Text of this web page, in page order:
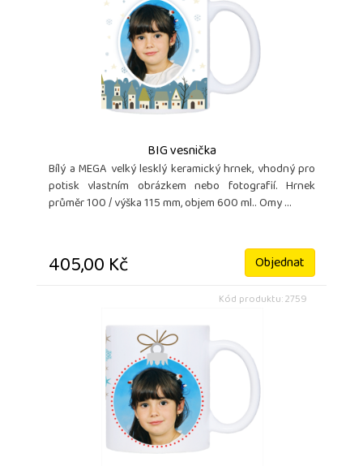
BIG vesnička
Bílý a MEGA velký lesklý keramický hrnek, vhodný pro
potisk vlastním obrázkem nebo fotografií. Hrnek
průměr 100 / výška 115 mm, objem 600 ml.. Omy ...
405,00 Kč Objednat
Kód produktu: 2759